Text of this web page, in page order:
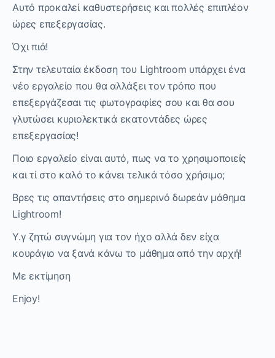
Αυτό προκαλεί καθυστερήσεις και πολλές επιπλέον
ώρες επεξεργασίας.
Όχι πιά!
Στην τελευταία έκδοση του Lightroom υπάρχει ένα
νέο εργαλείο που θα αλλάξει τον τρόπο που
επεξεργάζεσαι τις φωτογραφίες σου και θα σου
γλυτώσει κυριολεκτικά εκατοντάδες ώρες
επεξεργασίας!
Ποιο εργαλείο είναι αυτό, πως να το χρησιμοποιείς
και τί στο καλό το κάνει τελικά τόσο χρήσιμο;
Βρες τις απαντήσεις στο σημερινό δωρεάν μάθημα
Lightroom!
Υ.γ ζητώ συγνώμη για τον ήχο αλλά δεν είχα
κουράγιο να ξανά κάνω το μάθημα από την αρχή!
Με εκτίμηση
Enjoy!